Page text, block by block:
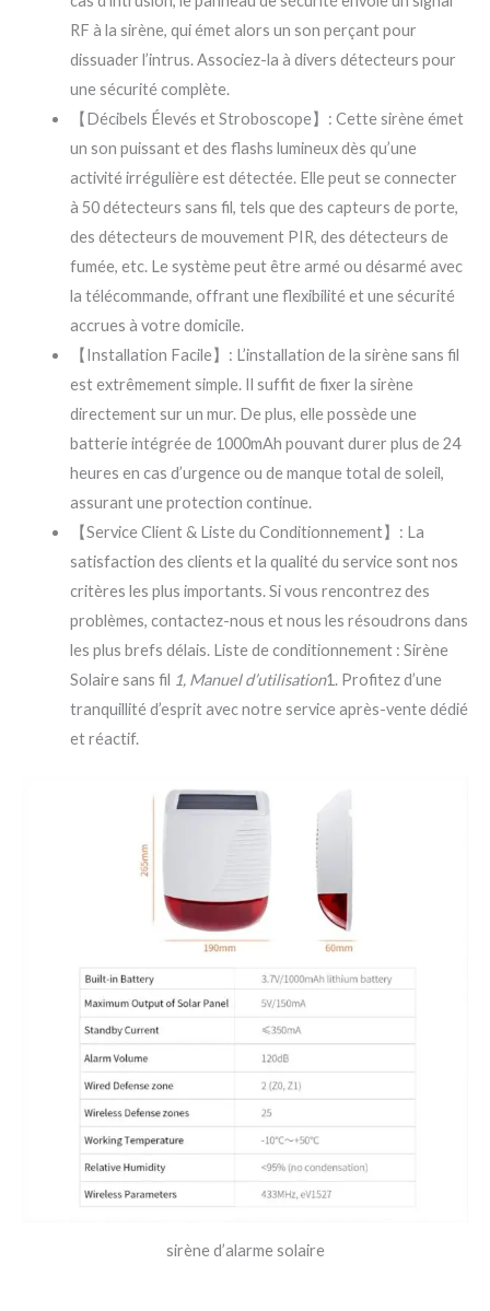
RF à la sirène, qui émet alors un son perçant pour
dissuader l’intrus. Associez-la à divers détecteurs pour
une sécurité complète.
【Décibels Élevés et Stroboscope】: Cette sirène émet
un son puissant et des flashs lumineux dès qu’une
activité irrégulière est détectée. Elle peut se connecter
à 50 détecteurs sans fil, tels que des capteurs de porte,
des détecteurs de mouvement PIR, des détecteurs de
fumée, etc. Le système peut être armé ou désarmé avec
la télécommande, offrant une flexibilité et une sécurité
accrues à votre domicile.
【Installation Facile】: L’installation de la sirène sans fil
est extrêmement simple. Il suffit de fixer la sirène
directement sur un mur. De plus, elle possède une
batterie intégrée de 1000mAh pouvant durer plus de 24
heures en cas d’urgence ou de manque total de soleil,
assurant une protection continue.
【Service Client & Liste du Conditionnement】: La
satisfaction des clients et la qualité du service sont nos
critères les plus importants. Si vous rencontrez des
problèmes, contactez-nous et nous les résoudrons dans
les plus brefs délais. Liste de conditionnement : Sirène
Solaire sans fil 1, Manuel d’utilisation1. Profitez d’une
tranquillité d’esprit avec notre service après-vente dédié
et réactif.
sirène d’alarme solaire